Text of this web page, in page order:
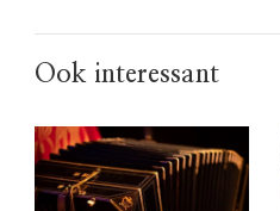
Ook interessant